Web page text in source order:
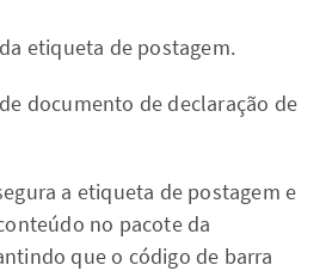
etiqueta de postagem.
documento de declaração de
a etiqueta de postagem e
no pacote da
que o código de barra